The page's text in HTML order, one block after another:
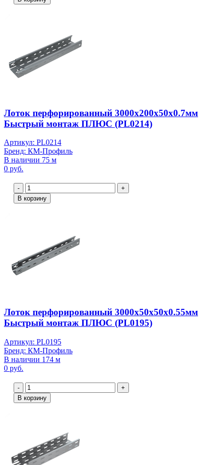
Лоток перфорированный 3000х200х50х0.7мм
Быстрый монтаж ПЛЮС (PL0214)
Артикул: PL0214
Бренд: КМ-Профиль
В наличии 75 м
0 руб.
-
+
В корзину
Лоток перфорированный 3000х50х50х0.55мм
Быстрый монтаж ПЛЮС (PL0195)
Артикул: PL0195
Бренд: КМ-Профиль
В наличии 174 м
0 руб.
-
+
В корзину